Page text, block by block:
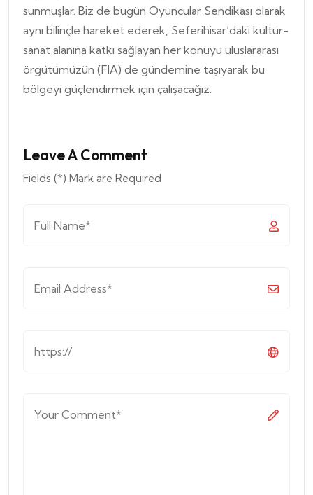
sunmuşlar. Biz de bugün Oyuncular Sendikası olarak
aynı bilinçle hareket ederek, Seferihisar’daki kültür-
sanat alanına katkı sağlayan her konuyu uluslararası
örgütümüzün (FIA) de gündemine taşıyarak bu
bölgeyi güçlendirmek için çalışacağız.
Leave A Comment
Fields (*) Mark are Required